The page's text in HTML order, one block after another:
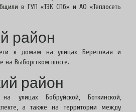
в ГУП «ТЭК СПб» и АО «Теплосеть
район
к домам на улицах Береговая и
на Выборгском шоссе.
район
улицах Бобруйской, Боткинской,
а также на территории между